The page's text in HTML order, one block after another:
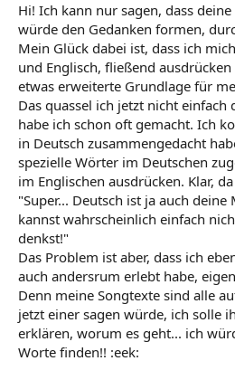
Hi! Ich kann nur sagen, dass
würde den Gedanken formen,
Mein Glück dabei ist, dass ich
und Englisch, fließend
etwas erweiterte Grundlage für
Das quassel ich jetzt nicht einfach
habe ich schon oft gemacht. Ich
in Deutsch zusammengedacht
spezielle Wörter im Deutschen
im Englischen ausdrücken. Klar,
"Super... Deutsch ist ja auch
kannst wahrscheinlich einfach
denkst!"
Das Problem ist aber, dass ich
auch andersrum erlebt habe,
Denn meine Songtexte sind alle
jetzt einer sagen würde, ich solle
erklären, worum es geht... ich
Worte finden!! :eek: